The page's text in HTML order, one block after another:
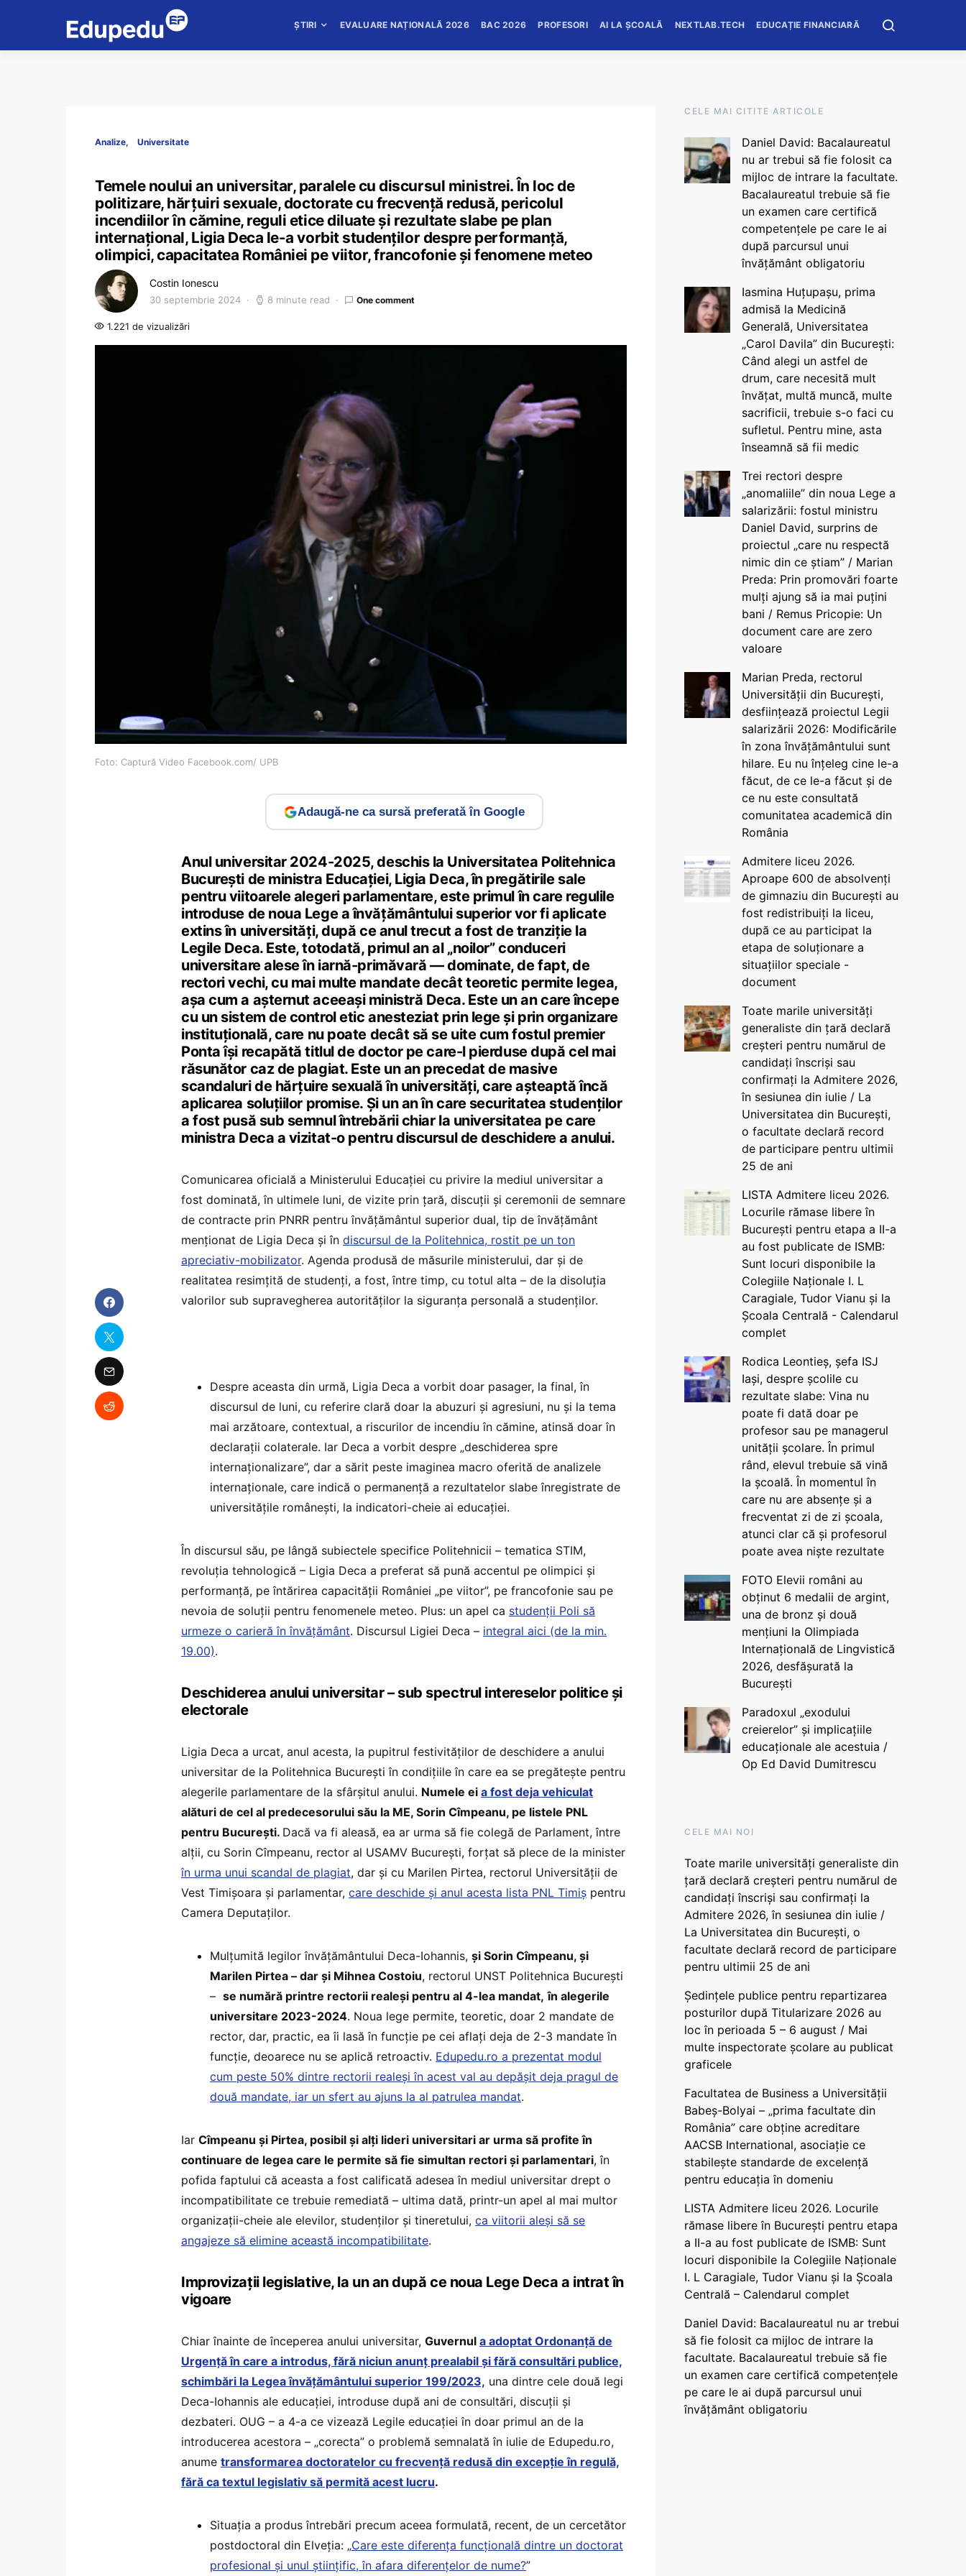
ȘTIRI EVALUARE NAȚIONALĂ 2026 BAC 2026 PROFESORI AI LA ȘCOALĂ NEXTLAB.TECH EDUCAȚIE FINANCIARĂ
Analize Universitate
Temele noului an universitar, paralele cu discursul ministrei. În loc de
politizare, hărțuiri sexuale, doctorate cu frecvență redusă, pericolul
incendiilor în cămine, reguli etice diluate și rezultate slabe pe plan
internațional, Ligia Deca le-a vorbit studenților despre performanță,
olimpici, capacitatea României pe viitor, francofonie și fenomene meteo
Costin Ionescu
30 septembrie 2024 8 minute read One comment
1.221 de vizualizări
Foto: Captură Video Facebook.com/ UPB
Adaugă-ne ca sursă preferată în Google
Anul universitar 2024-2025, deschis la Universitatea Politehnica
București de ministra Educației, Ligia Deca, în pregătirile sale
pentru viitoarele alegeri parlamentare, este primul în care regulile
introduse de noua Lege a învățământului superior vor fi aplicate
extins în universități, după ce anul trecut a fost de tranziție la
Legile Deca. Este, totodată, primul an al „noilor” conduceri
universitare alese în iarnă-primăvară — dominate, de fapt, de
rectori vechi, cu mai multe mandate decât teoretic permite legea,
așa cum a așternut aceeași ministră Deca. Este un an care începe
cu un sistem de control etic anesteziat prin lege și prin organizare
instituțională, care nu poate decât să se uite cum fostul premier
Ponta își recapătă titlul de doctor pe care-l pierduse după cel mai
răsunător caz de plagiat. Este un an precedat de masive
scandaluri de hărțuire sexuală în universități, care așteaptă încă
aplicarea soluțiilor promise. Și un an în care securitatea studenților
a fost pusă sub semnul întrebării chiar la universitatea pe care
ministra Deca a vizitat-o pentru discursul de deschidere a anului.
Comunicarea oficială a Ministerului Educației cu privire la mediul universitar a
fost dominată, în ultimele luni, de vizite prin țară, discuții și ceremonii de semnare
de contracte prin PNRR pentru învățământul superior dual, tip de învățământ
menționat de Ligia Deca și în discursul de la Politehnica, rostit pe un ton
apreciativ-mobilizator. Agenda produsă de măsurile ministerului, dar și de
realitatea resimțită de studenți, a fost, între timp, cu totul alta – de la disoluția
valorilor sub supravegherea autorităților la siguranța personală a studenților.
Despre aceasta din urmă, Ligia Deca a vorbit doar pasager, la final, în
discursul de luni, cu referire clară doar la abuzuri și agresiuni, nu și la tema
mai arzătoare, contextual, a riscurilor de incendiu în cămine, atinsă doar în
declarații colaterale. Iar Deca a vorbit despre „deschiderea spre
internaționalizare”, dar a sărit peste imaginea macro oferită de analizele
internaționale, care indică o permanență a rezultatelor slabe înregistrate de
universitățile românești, la indicatori-cheie ai educației.
În discursul său, pe lângă subiectele specifice Politehnicii – tematica STIM,
revoluția tehnologică – Ligia Deca a preferat să pună accentul pe olimpici și
performanță, pe întărirea capacității României „pe viitor”, pe francofonie sau pe
nevoia de soluții pentru fenomenele meteo. Plus: un apel ca studenții Poli să
urmeze o carieră în învățământ. Discursul Ligiei Deca – integral aici (de la min.
19.00).
Deschiderea anului universitar – sub spectrul intereselor politice și
electorale
Ligia Deca a urcat, anul acesta, la pupitrul festivităților de deschidere a anului
universitar de la Politehnica București în condițiile în care ea se pregătește pentru
alegerile parlamentare de la sfârșitul anului. Numele ei a fost deja vehiculat
alături de cel al predecesorului său la ME, Sorin Cîmpeanu, pe listele PNL
pentru București. Dacă va fi aleasă, ea ar urma să fie colegă de Parlament, între
alții, cu Sorin Cîmpeanu, rector al USAMV București, forțat să plece de la minister
în urma unui scandal de plagiat, dar și cu Marilen Pirtea, rectorul Universității de
Vest Timișoara și parlamentar, care deschide și anul acesta lista PNL Timiș pentru
Camera Deputaților.
Mulțumită legilor învățământului Deca-Iohannis, și Sorin Cîmpeanu, și
Marilen Pirtea – dar și Mihnea Costoiu, rectorul UNST Politehnica București
– se numără printre rectorii realeși pentru al 4-lea mandat, în alegerile
universitare 2023-2024. Noua lege permite, teoretic, doar 2 mandate de
rector, dar, practic, ea îi lasă în funcție pe cei aflați deja de 2-3 mandate în
funcție, deoarece nu se aplică retroactiv. Edupedu.ro a prezentat modul
cum peste 50% dintre rectorii realeși în acest val au depășit deja pragul de
două mandate, iar un sfert au ajuns la al patrulea mandat.
Iar Cîmpeanu și Pirtea, posibil și alți lideri universitari ar urma să profite în
continuare de legea care le permite să fie simultan rectori și parlamentari, în
pofida faptului că aceasta a fost calificată adesea în mediul universitar drept o
incompatibilitate ce trebuie remediată – ultima dată, printr-un apel al mai multor
organizații-cheie ale elevilor, studenților și tineretului, ca viitorii aleși să se
angajeze să elimine această incompatibilitate.
Improvizații legislative, la un an după ce noua Lege Deca a intrat în
vigoare
Chiar înainte de începerea anului universitar, Guvernul a adoptat Ordonanță de
Urgență în care a introdus, fără niciun anunț prealabil și fără consultări publice,
schimbări la Legea învățământului superior 199/2023, una dintre cele două legi
Deca-Iohannis ale educației, introduse după ani de consultări, discuții și
dezbateri. OUG – a 4-a ce vizează Legile educației în doar primul an de la
introducerea acestora – „corecta” o problemă semnalată în iulie de Edupedu.ro,
anume transformarea doctoratelor cu frecvență redusă din excepție în regulă,
fără ca textul legislativ să permită acest lucru.
Situația a produs întrebări precum aceea formulată, recent, de un cercetător
postdoctoral din Elveția: „Care este diferența funcțională dintre un doctorat
profesional și unul științific, în afara diferențelor de nume?”
CELE MAI CITITE ARTICOLE
Daniel David: Bacalaureatul
nu ar trebui să fie folosit ca
mijloc de intrare la facultate.
Bacalaureatul trebuie să fie
un examen care certifică
competențele pe care le ai
după parcursul unui
învățământ obligatoriu
Iasmina Huțupașu, prima
admisă la Medicină
Generală, Universitatea
„Carol Davila” din București:
Când alegi un astfel de
drum, care necesită mult
învățat, multă muncă, multe
sacrificii, trebuie s-o faci cu
sufletul. Pentru mine, asta
înseamnă să fii medic
Trei rectori despre
„anomaliile” din noua Lege a
salarizării: fostul ministru
Daniel David, surprins de
proiectul „care nu respectă
nimic din ce știam” / Marian
Preda: Prin promovări foarte
mulți ajung să ia mai puțini
bani / Remus Pricopie: Un
document care are zero
valoare
Marian Preda, rectorul
Universității din București,
desființează proiectul Legii
salarizării 2026: Modificările
în zona învățământului sunt
hilare. Eu nu înțeleg cine le-a
făcut, de ce le-a făcut și de
ce nu este consultată
comunitatea academică din
România
Admitere liceu 2026.
Aproape 600 de absolvenți
de gimnaziu din București au
fost redistribuiți la liceu,
după ce au participat la
etapa de soluționare a
situațiilor speciale -
document
Toate marile universități
generaliste din țară declară
creșteri pentru numărul de
candidați înscriși sau
confirmați la Admitere 2026,
în sesiunea din iulie / La
Universitatea din București,
o facultate declară record
de participare pentru ultimii
25 de ani
LISTA Admitere liceu 2026.
Locurile rămase libere în
București pentru etapa a II-a
au fost publicate de ISMB:
Sunt locuri disponibile la
Colegiile Naționale I. L
Caragiale, Tudor Vianu și la
Școala Centrală - Calendarul
complet
Rodica Leontieș, șefa ISJ
Iași, despre școlile cu
rezultate slabe: Vina nu
poate fi dată doar pe
profesor sau pe managerul
unității școlare. În primul
rând, elevul trebuie să vină
la școală. În momentul în
care nu are absențe și a
frecventat zi de zi școala,
atunci clar că și profesorul
poate avea niște rezultate
FOTO Elevii români au
obținut 6 medalii de argint,
una de bronz și două
mențiuni la Olimpiada
Internațională de Lingvistică
2026, desfășurată la
București
Paradoxul „exodului
creierelor” și implicațiile
educaționale ale acestuia /
Op Ed David Dumitrescu
CELE MAI NOI
Toate marile universități generaliste din
țară declară creșteri pentru numărul de
candidați înscriși sau confirmați la
Admitere 2026, în sesiunea din iulie /
La Universitatea din București, o
facultate declară record de participare
pentru ultimii 25 de ani
Ședințele publice pentru repartizarea
posturilor după Titularizare 2026 au
loc în perioada 5 – 6 august / Mai
multe inspectorate școlare au publicat
graficele
Facultatea de Business a Universității
Babeș-Bolyai – „prima facultate din
România” care obține acreditare
AACSB International, asociație ce
stabilește standarde de excelență
pentru educația în domeniu
LISTA Admitere liceu 2026. Locurile
rămase libere în București pentru etapa
a II-a au fost publicate de ISMB: Sunt
locuri disponibile la Colegiile Naționale
I. L Caragiale, Tudor Vianu și la Școala
Centrală – Calendarul complet
Daniel David: Bacalaureatul nu ar trebui
să fie folosit ca mijloc de intrare la
facultate. Bacalaureatul trebuie să fie
un examen care certifică competențele
pe care le ai după parcursul unui
învățământ obligatoriu